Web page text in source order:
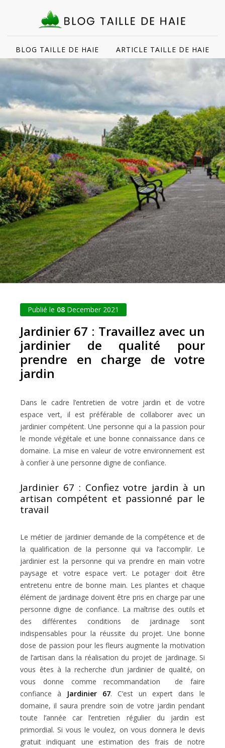
BLOG TAILLE DE HAIE ARTICLE TAILLE DE HAIE
Publié le 08 December 2021
Jardinier 67 : Travaillez avec un
jardinier de qualité pour
prendre en charge de votre
jardin
Dans le cadre l’entretien de votre jardin et de votre
espace vert, il est préférable de collaborer avec un
jardinier compétent. Une personne qui a la passion pour
le monde végétale et une bonne connaissance dans ce
domaine. La mise en valeur de votre environnement est
à confier à une personne digne de confiance.
Jardinier 67 : Confiez votre jardin à un
artisan compétent et passionné par le
travail
Le métier de jardinier demande de la compétence et de
la qualification de la personne qui va l’accomplir. Le
jardinier est la personne qui va prendre en main votre
paysage et votre espace vert. Le potager doit être
entretenu entre de bonne main. Les plantes et chaque
élément de jardinage doivent être pris en charge par une
personne digne de confiance. La maîtrise des outils et
des différentes conditions de jardinage sont
indispensables pour la réussite du projet. Une bonne
dose de passion pour les fleurs augmente la motivation
de l’artisan dans la réalisation du projet de jardinage. Si
vous êtes à la recherche d’un jardinier de qualité, on
vous donne comme recommandation de faire
confiance à
Jardinier 67. C’est un expert dans le
domaine, il saura prendre soin de votre jardin pendant
toute l’année car l’entretien régulier du jardin est
primordial. Si vous le voulez, on vous donnera le devis
gratuit indiquant une estimation des frais de notre